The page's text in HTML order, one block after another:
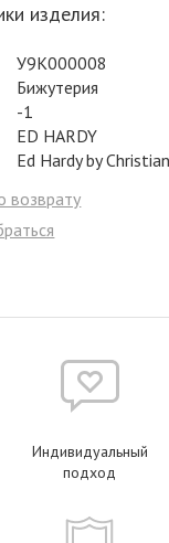
изделия:
У9К000008
Бижутерия
-1
ED HARDY
Ed Hardy by
возврату
Индивидуальный
подход